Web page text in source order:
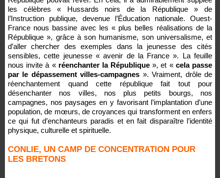
les célèbres « Hussards noirs de la République » de
l’Instruction publique, devenue l’Éducation nationale. Ouest-
France nous bassine avec les « plus belles réalisations de la
République », grâce à son humanisme, son universalisme, et
d’aller chercher des exemples dans la jeunesse des cités
sensibles, cette jeunesse « avenir de la France ». La feuille
nous invite à « réenchanter la République », et « cela passe
par le dépassement villes-campagnes ». Vraiment, drôle de
réenchantement quand cette république fait tout pour
désenchanter nos villes, nos plus petits bourgs, nos
campagnes, nos paysages en y favorisant l’implantation d’une
population, de mœurs, de croyances qui transforment en enfers
ce qui fut d’enchanteurs paradis et en fait disparaître l’identité
physique, culturelle et spirituelle.
CONLIE, UN CAMP DE CONCENTRATION POUR
LES BRETONS